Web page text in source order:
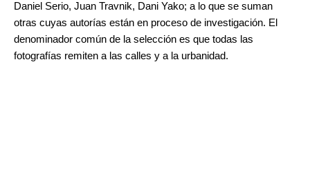
Daniel Serio, Juan Travnik, Dani Yako; a lo que se suman
otras cuyas autorías están en proceso de investigación. El
denominador común de la selección es que todas las
fotografías remiten a las calles y a la urbanidad.